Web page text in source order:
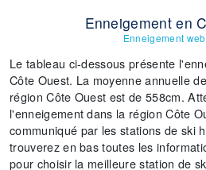
Enneigement en
Enneigement
Le tableau ci-dessous présente
Côte Ouest. La moyenne annuelle
région Côte Ouest est de 558cm.
l'enneigement dans la région Côte
communiqué par les stations de ski
trouverez en bas toutes les
pour choisir la meilleure station de